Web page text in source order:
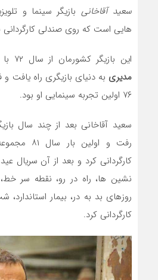
سعید آقاخانی بازیگر سینما و
هایی است که روی صندلی
این بازیگر کشورمان از سال ۷۲ با سریال پرواز ۵۷
مدیری به دنیای بازیگری راه یافت و
۷۶ اولین تجربه سینمایی او بود.
سعید آقاخانی بعد از چند سال
رفت و
کارگردانی کرد و بعد از آن سریال
نشین ها، راه در رو، نقطه سر
کارگردانی کرد.